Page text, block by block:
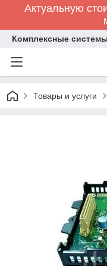
Актуальную
Комплексные
Товары и услуги